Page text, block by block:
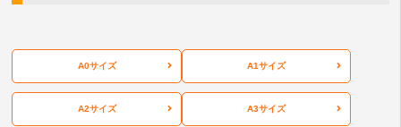
A0サイズ A1サイズ
A2サイズ A3サイズ